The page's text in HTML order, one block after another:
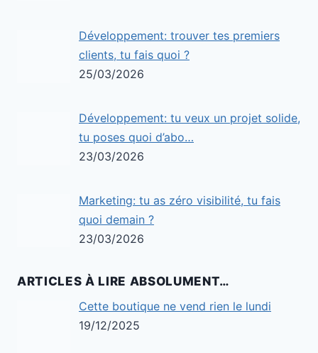
Développement: trouver tes premiers
clients, tu fais quoi ?
25/03/2026
Développement: tu veux un projet solide,
tu poses quoi d’abo…
23/03/2026
Marketing: tu as zéro visibilité, tu fais
quoi demain ?
23/03/2026
ARTICLES À LIRE ABSOLUMENT…
Cette boutique ne vend rien le lundi
19/12/2025